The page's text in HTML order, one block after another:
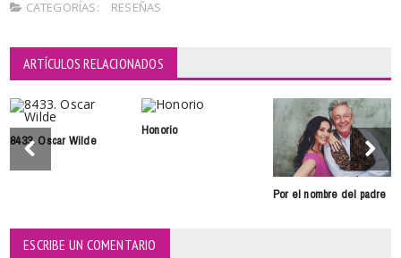
CATEGORÍAS: RESEÑAS
ARTÍCULOS RELACIONADOS
8433. Oscar Wilde
Honorio
Por el nombre del padre
ESCRIBE UN COMENTARIO